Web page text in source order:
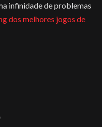
infinidade de problemas
dos melhores jogos de